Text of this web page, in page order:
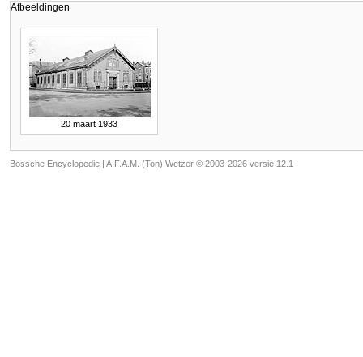
Afbeeldingen
20 maart 1933
Bossche Encyclopedie | A.F.A.M. (Ton) Wetzer © 2003-2026 versie 12.1